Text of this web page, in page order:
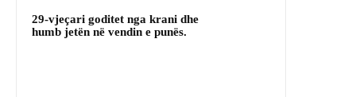
29-vjeçari goditet nga krani dhe
humb jetën në vendin e punës.